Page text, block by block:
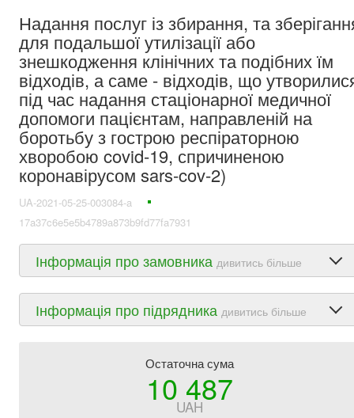
Надання послуг із збирання, та
для подальшої утилізації або
знешкодження клінічних та подібних їм
відходів, а саме - відходів, що
під час надання стаціонарної медичної
допомоги пацієнтам, направленій на
боротьбу з гострою респіраторною
хворобою covid-19, спричиненою
коронавірусом sars-cov-2)
UA-2021-05-25-003084-a
17a37c6e5e5b4789a873b9fd77fa7931
Інформація про замовника дивитись більше
Інформація про підрядника дивитись більше
Остаточна сума
10 487
UAH